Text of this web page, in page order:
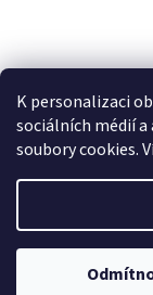
K personalizaci
sociálních médií
soubory cookies.
Copyright 2026